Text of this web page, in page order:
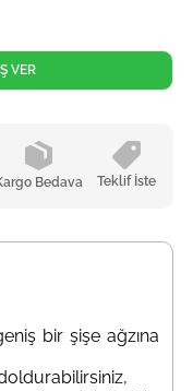
Bedava Teklif İste
VER
bir şişe ağzına